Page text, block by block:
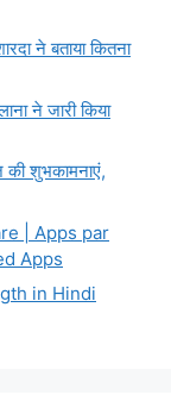
ने बताया कितना
ने जारी किया
की शुभकामनाएं,
| Apps par
Apps
in Hindi